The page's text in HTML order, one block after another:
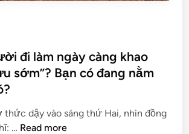
đi làm ngày càng khao
sớm”? Bạn có đang nằm
thức dậy vào sáng thứ Hai, nhìn đồng
… Read more